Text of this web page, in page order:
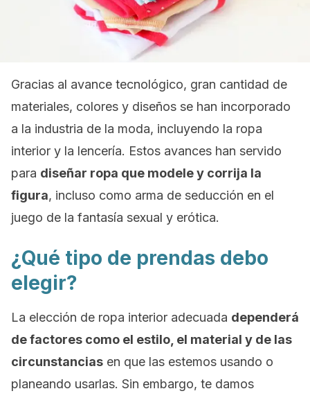
Gracias al avance tecnológico, gran cantidad de
materiales, colores y diseños se han incorporado
a la industria de la moda, incluyendo la ropa
interior y la lencería. Estos avances han servido
para diseñar ropa que modele y corrija la
figura, incluso como arma de seducción en el
juego de la fantasía sexual y erótica.
¿Qué tipo de prendas debo
elegir?
La elección de ropa interior adecuada dependerá
de factores como el estilo, el material y de las
circunstancias en que las estemos usando o
planeando usarlas. Sin embargo, te damos